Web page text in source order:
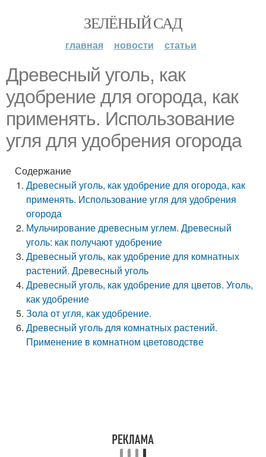
ЗЕЛЁНЫЙ САД
главная новости статьи
Древесный уголь, как
удобрение для огорода, как
применять. Использование
угля для удобрения огорода
Содержание
Древесный уголь, как удобрение для огорода, как
применять. Использование угля для удобрения
огорода
Мульчирование древесным углем. Древесный
уголь: как получают удобрение
Древесный уголь, как удобрение для комнатных
растений. Древесный уголь
Древесный уголь, как удобрение для цветов. Уголь,
как удобрение
Зола от угля, как удобрение.
Древесный уголь для комнатных растений.
Применение в комнатном цветоводстве